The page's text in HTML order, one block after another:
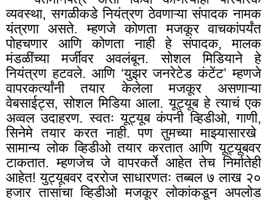
व्यवस्था, सगळीकडे नियंत्रण ठेवणाऱ्या संपादक नामक
यंत्रणा असते. म्हणजे कोणता मजकूर वाचकांपर्यंत
पोहचणार आणि कोणता नाही हे संपादक, मालक
मंडळींच्या मर्जीवर अवलंबून. सोशल मिडियाने हे
नियंत्रण हटवले. आणि ‘युझर जनरेटेड कंटेंट’ म्हणजे
वापरकर्त्यांनी तयार केलेला मजकूर असणाऱ्या
वेबसाईट्स, सोशल मिडिया आला. यूट्यूब हे त्याचं एक
अव्वल उदाहरण. स्वतः यूट्यूब कंपनी व्हिडीओ, गाणी,
सिनेमे तयार करत नाही. पण तुमच्या माझ्यासारखे
सामान्य लोक व्हिडीओ तयार करतात आणि यूट्यूबवर
टाकतात. म्हणजेच जे वापरकर्ते आहेत तेच निर्मातेही
आहेत! युट्यूबवर दररोज साधारणतः तब्बल ७ लाख २०
हजार तासांचा व्हिडीओ मजकूर लोकांकडून अपलोड